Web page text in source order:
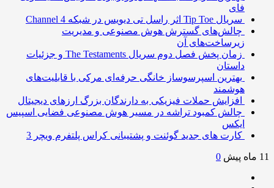
سریال Tip Toe اثر راسل تی دیویس در شبکه Channel 4
چالش‌های گسترش هوش مصنوعی و مدیریت
زیرساخت‌های آن
زمان پخش فصل دوم سریال The Testaments و جزئیات
داستان
بهترین اسپرسوساز خانگی حرفه‌ای مرکی با قابلیت‌های
هوشمند
افزایش حملات فیزیکی به دارندگان بزرگ ارزهای دیجیتال
چالش کمبود تراشه در مسیر هوش مصنوعی فضایی اسپیس
کارت های جدید گوئنت و پشتیبانی کراس پلتفرم ویچر 3
0